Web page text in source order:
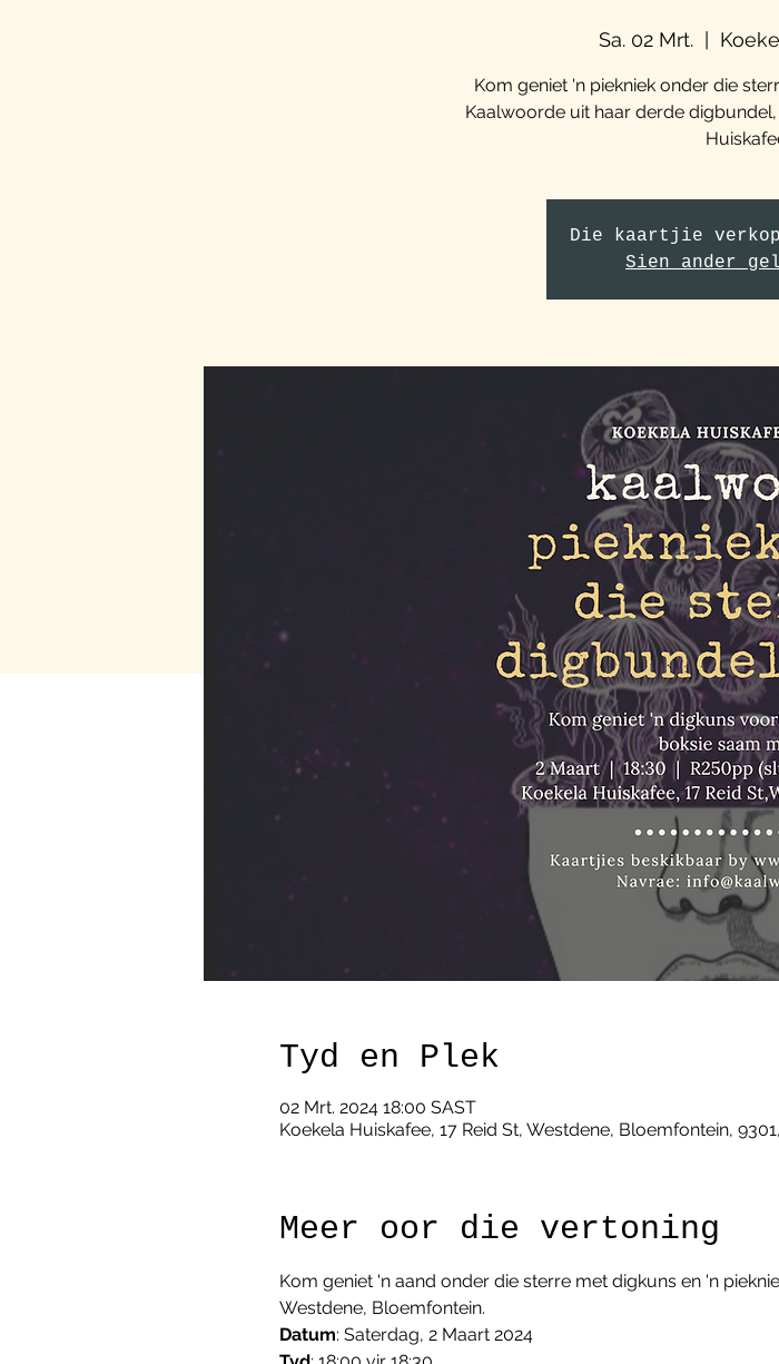
Sa. 02 Mrt.
  |
Kom geniet 'n piekniek onder die
Kaalwoorde uit haar derde
Die kaartjie
Sien ander
Tyd en Plek
02 Mrt. 2024 18:00 SAST
Koekela Huiskafee, 17 Reid St, Westdene, Bloemfontein,
Meer oor die vertoning
Kom geniet 'n aand onder die sterre met digkuns en 'n
Westdene, Bloemfontein.
Datum: Saterdag, 2 Maart 2024